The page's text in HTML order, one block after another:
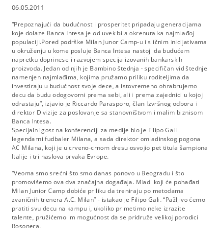
06.05.2011
“Prepoznajući da budućnost i prosperitet pripadaju generacijama
koje dolaze Banca Intesa je od uvek bila okrenuta ka najmlađoj
populaciji.Pored podrške Milan Junor Camp-u i sličnim inicijativama
u okruženju u kome posluje Banca Intesa nastoji da budućem
napretku doprinese i razvojem specijalizovanih bankarskih
proizvoda. Jedan od njih je Bambino štednja - specifičan vid štednje
namenjen najmlađima, kojima pružamo priliku roditeljima da
investiraju u budućnost svoje dece, a istovremeno ohrabrujemo
decu da budu odogovorni prema sebi, ali i prema zajednici u kojoj
odrastaju”, izjavio je Riccardo Parasporo, član Izvršnog odbora i
direktor Divizije za poslovanje sa stanovništvom i malim biznisom
Banca Intesa.
Specijalni gost na konferenciji za medije bio je Filipo Gali
legendarni fudbaler Milana, a sada direktor omladinskog pogona
AC Milana, koji je u crveno-crnom dresu osvojio pet titula šampiona
Italije i tri naslova prvaka Evrope.
“Veoma smo srećni što smo danas ponovo u Beogradu i što
promovišemo ova dva značajna događaja. Mladi koji će pohađati
Milan Junior Camp dobiće priliku da treniraju po metodama
zvaničnih trenera A.C. Milan” - istakao je Filipo Gali. “Pažljivo ćemo
pratiti svu decu na kampu i, ukoliko primetimo neke izrazite
talente, pružićemo im mogućnost da se pridruže velikoj porodici
Rosonera.